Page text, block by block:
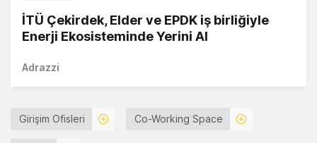
İTÜ Çekirdek, Elder ve EPDK iş birliğiyle
Enerji Ekosisteminde Yerini Al
Adrazzi
Girişim Ofisleri Co-Working Space